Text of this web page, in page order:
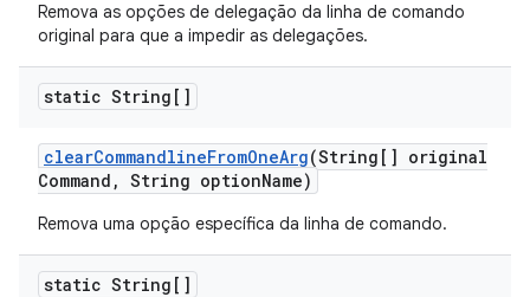
Remova as opções de delegação da linha de comando
original para que a impedir as delegações.
static String[]
clearCommandlineFromOneArg(String[] original
Command , String optionName)
Remova uma opção específica da linha de comando.
static String[]